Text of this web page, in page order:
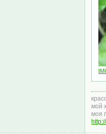
мой
моя